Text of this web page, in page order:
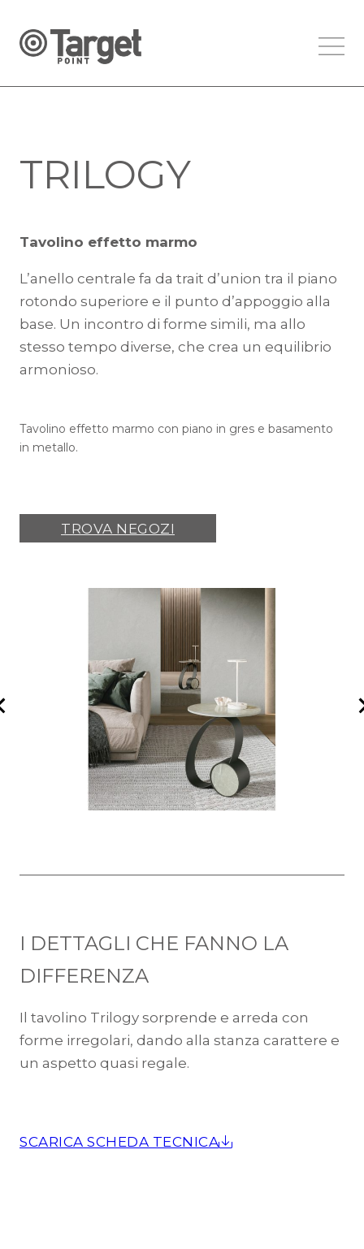
TRILOGY
Tavolino effetto marmo
L’anello centrale fa da trait d’union tra il piano
rotondo superiore e il punto d’appoggio alla
base. Un incontro di forme simili, ma allo
stesso tempo diverse, che crea un equilibrio
armonioso.
Tavolino effetto marmo con piano in gres e basamento
in metallo.
TROVA NEGOZI
I DETTAGLI CHE FANNO LA
DIFFERENZA
Il tavolino Trilogy sorprende e arreda con
forme irregolari, dando alla stanza carattere e
un aspetto quasi regale.
SCARICA SCHEDA TECNICA